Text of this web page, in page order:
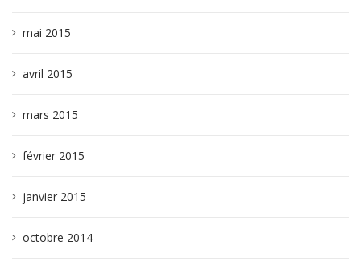
mai 2015
avril 2015
mars 2015
février 2015
janvier 2015
octobre 2014